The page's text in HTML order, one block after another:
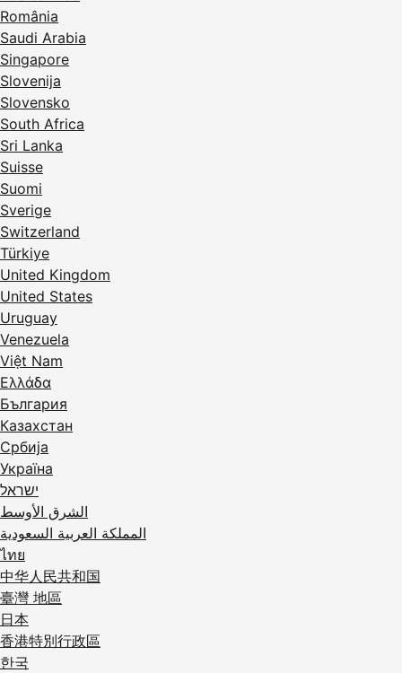
România
Saudi Arabia
Singapore
Slovenija
Slovensko
South Africa
Sri Lanka
Suisse
Suomi
Sverige
Switzerland
Türkiye
United Kingdom
United States
Uruguay
Venezuela
Việt Nam
Ελλάδα
България
Казахстан
Србија
Україна
ישראל
الشرق الأوسط
المملكة العربية السعودية
ไทย
中华人民共和国
臺灣 地區
日本
香港特別行政區
한국